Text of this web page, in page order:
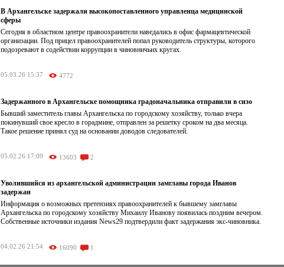
В Архангельске задержали высокопоставленного управленца медицинской
сферы
Сегодня в областном центре правоохранители наведались в офис фармацевтической
организации. Под прицел правоохранителей попал руководитель структуры, которого
подозревают в содействии коррупции в чиновничьих кругах.
05.03.26 15:37 4772
Задержанного в Архангельске помощника градоначальника отправили в сизо
Бывший заместитель главы Архангельска по городскому хозяйству, только вчера
покинувший свое кресло в горадмине, отправлен за решетку сроком на два месяца.
Такое решение принял суд на основании доводов следователей.
05.02.26 17:09 13603 2
Уволившийся из архангельской администрации замглавы города Иванов
задержан
Информация о возможных претензиях правоохранителей к бывшему замглавы
Архангельска по городскому хозяйству Михаилу Иванову появилась поздним вечером.
Cобственные источники издания News29 подтвердили факт задержания экс-чиновника.
04.02.26 21:54 16090 1